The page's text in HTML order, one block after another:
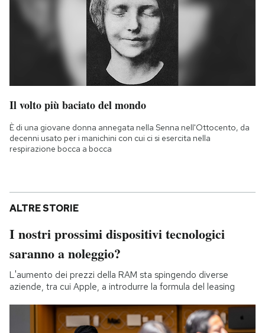
Il volto più baciato del mondo
È di una giovane donna annegata nella Senna nell'Ottocento, da
decenni usato per i manichini con cui ci si esercita nella
respirazione bocca a bocca
ALTRE STORIE
I nostri prossimi dispositivi tecnologici
saranno a noleggio?
L'aumento dei prezzi della RAM sta spingendo diverse
aziende, tra cui Apple, a introdurre la formula del leasing